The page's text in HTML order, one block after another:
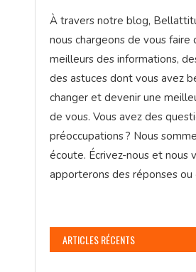
À travers notre blog,
nous chargeons de vous faire
meilleurs des informations,
des astuces dont vous avez
changer et devenir une
de vous. Vous avez des
préoccupations ? Nous
écoute. Écrivez-nous et nous
apporterons des réponses ou
ARTICLES RÉCENTS